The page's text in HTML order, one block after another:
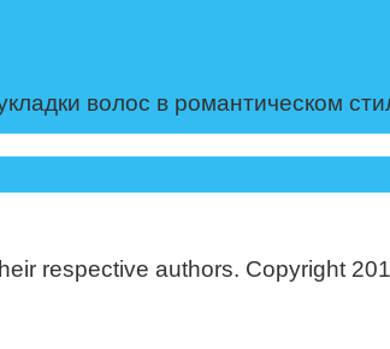
волос в романтическом
respective authors. Copyright